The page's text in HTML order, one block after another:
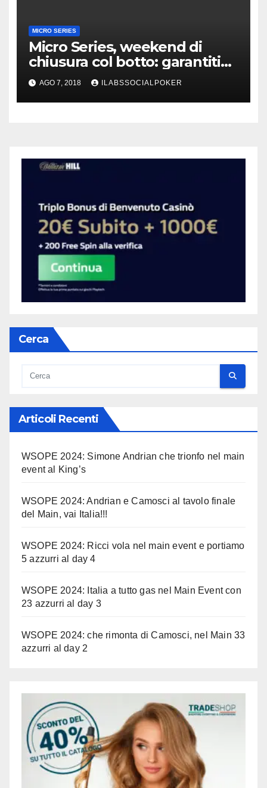
MICRO SERIES
Micro Series, weekend di
chiusura col botto: garantiti
stracciati e Main Event da
€139.455 di prizepool!
AGO 7, 2018 ILABSSOCIALPOKER
Cerca
Articoli Recenti
WSOPE 2024: Simone Andrian che trionfo nel main
event al King’s
WSOPE 2024: Andrian e Camosci al tavolo finale
del Main, vai Italia!!!
WSOPE 2024: Ricci vola nel main event e portiamo
5 azzurri al day 4
WSOPE 2024: Italia a tutto gas nel Main Event con
23 azzurri al day 3
WSOPE 2024: che rimonta di Camosci, nel Main 33
azzurri al day 2